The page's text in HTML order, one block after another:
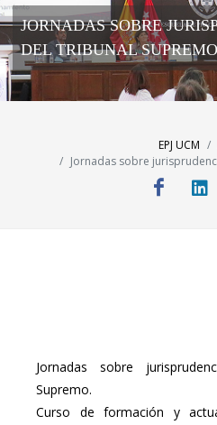
JORNADAS SOBRE
DEL TRIBUNAL SUPREMO
EPJ UCM
Jornadas sobre
Jornadas sobre
Supremo.
Curso de formación y